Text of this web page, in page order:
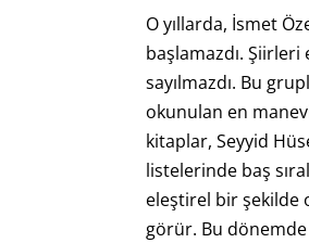
O yıllarda, İsmet
başlamazdı.
sayılmazdı. Bu
okunulan en
kitaplar, Seyyid
listelerinde baş
eleştirel bir şekilde
görür. Bu dönemde